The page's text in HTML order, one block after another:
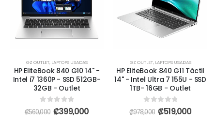
GZ OUTLET, LAPTOPS USADAS
HP EliteBook 840 G10 14" -
Intel i7 1360P - SSD 512GB-
32GB - Outlet
0 out of 5
₡560,000 ₡399,000
GZ OUTLET, LAPTOPS USADAS
HP EliteBook 840 G11 Táctil
14" - Intel Ultra 7 155U - SSD
1TB- 16GB - Outlet
0 out of 5
₡978,000 ₡519,000